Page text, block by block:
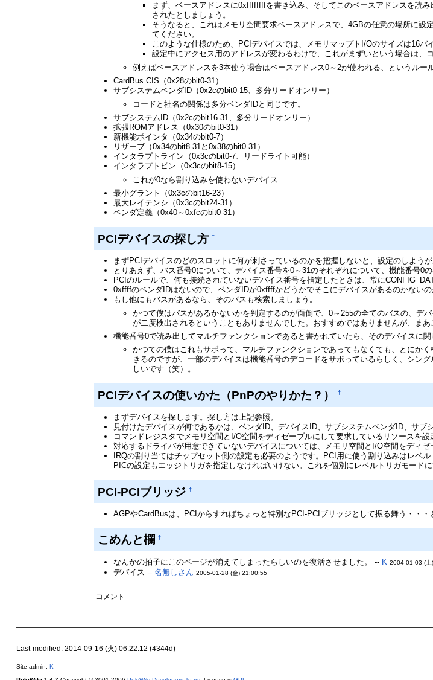
まず、ベースアドレスに0xffffffffを書き込み、そしてこのベースアドレスを読
されたとしましょう。
そうなると、これはメモリ空間要求ベースアドレスで、4GBの任意の場所に
てください。
このような仕様のため、PCIデバイスでは、メモリマップトI/Oのサイズは16バ
設定中にアクセス用のアドレスが変わるわけで、これがまずいという場合は、
例えばベースアドレスを3本使う場合はベースアドレス0～2が使われる、というルー
CardBus CIS（0x28のbit0-31）
サブシステムベンダID（0x2cのbit0-15、多分リードオンリー）
コードと社名の関係は多分ベンダIDと同じです。
サブシステムID（0x2cのbit16-31、多分リードオンリー）
拡張ROMアドレス（0x30のbit0-31）
新機能ポインタ（0x34のbit0-7）
リザーブ（0x34のbit8-31と0x38のbit0-31）
インタラプトライン（0x3cのbit0-7、リードライト可能）
インタラプトピン（0x3cのbit8-15）
これが0なら割り込みを使わないデバイス
最小グラント（0x3cのbit16-23）
最大レイテンシ（0x3cのbit24-31）
ベンダ定義（0x40～0xfcのbit0-31）
PCIデバイスの探し方†
まずPCIデバイスのどのスロットに何が刺さっているのかを把握しないと、設定のしよう
とりあえず、バス番号0について、デバイス番号を0～31のそれぞれについて、機能番号0
PCIのルールで、何も接続されていないデバイス番号を指定したときは、常に
0xffffのベンダIDはないので、ベンダIDが0xffffかどうかでそこにデバイスがあるのかないの
もし他にもバスがあるなら、そのバスも検索しましょう。
かつて僕はバスがあるかないかを判定するのが面倒で、0～255の全てのバスの、デ
が二度検出されるということもありませんでした。おすすめではありませんが、ま
機能番号0で読み出してマルチファンクションであると書かれていたら、そのデバイスに
かつての僕はこれもサボって、マルチファンクションであってもなくても、とにか
きるのですが、一部のデバイスは機能番号のデコードをサボっているらしく、シン
しいです（笑）。
PCIデバイスの使いかた（PnPのやりかた？）†
まずデバイスを探します。探し方は上記参照。
見付けたデバイスが何であるかは、ベンダID、デバイスID、サブシステムベンダID、サ
コマンドレジスタでメモリ空間とI/O空間をディゼーブルにして要求しているリソースを
対応するドライバが用意できていないデバイスについては、メモリ空間とI/O空間をディゼ
IRQの割り当てはチップセット側の設定も必要のようです。PCI用に使う割り込みはレベ
PICの設定もエッジトリガを指定しなければいけない。これを個別にレベルトリガモード
PCI-PCIブリッジ†
AGPやCardBusは、PCIからすればちょっと特別なPCI-PCIブリッジとして振る舞う・・・
こめんと欄†
なんかの拍子にこのページが消えてしまったらしいのを復活させました。 -- K 2004-01-03 (
デバイス --名無しさん 2005-01-28 (金) 21:00:55
コメント
Last-modified: 2014-09-16 (火) 06:22:12 (4344d)
Site admin: K